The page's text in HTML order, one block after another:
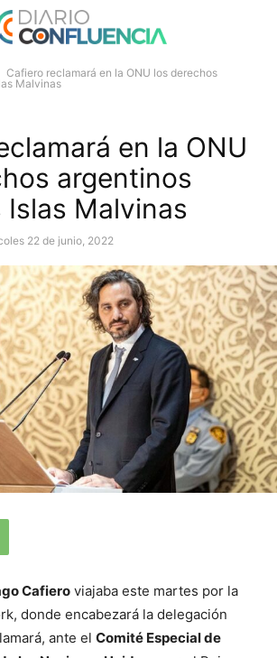
Cafiero reclamará en la ONU los derechos
Malvinas
en la ONU
argentinos
Islas Malvinas
22 de junio, 2022
Cafiero viajaba este martes por la
donde encabezará la delegación
ante el Comité Especial de